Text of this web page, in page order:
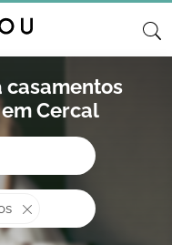
casamentos
Cercal
procura?